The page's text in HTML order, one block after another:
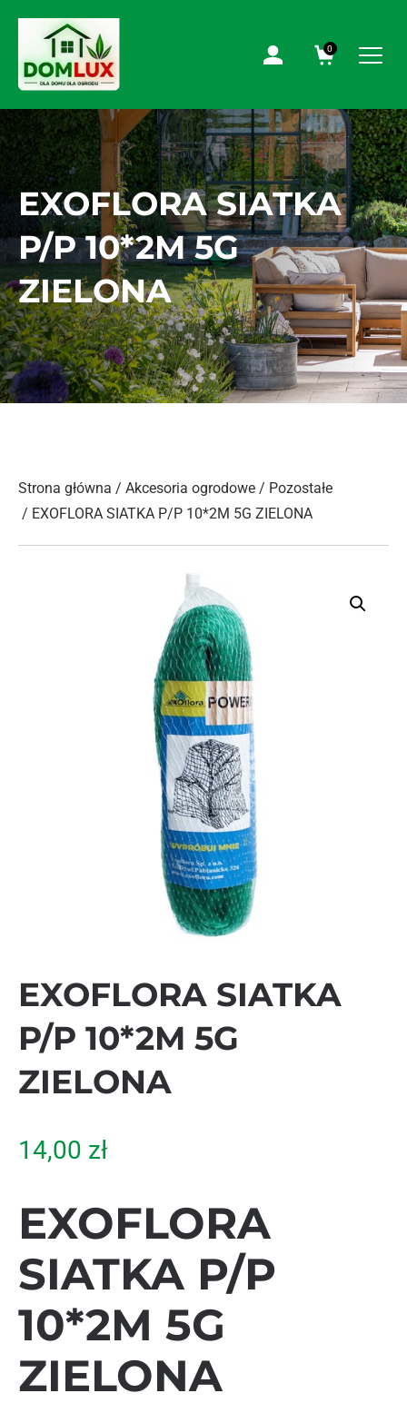
0
EXOFLORA SIATKA
P/P 10*2M 5G
ZIELONA
Strona główna / Akcesoria ogrodowe / Pozostałe
/ EXOFLORA SIATKA P/P 10*2M 5G ZIELONA
EXOFLORA SIATKA
P/P 10*2M 5G
ZIELONA
14,00 zł
EXOFLORA
SIATKA P/P
10*2M 5G
ZIELONA